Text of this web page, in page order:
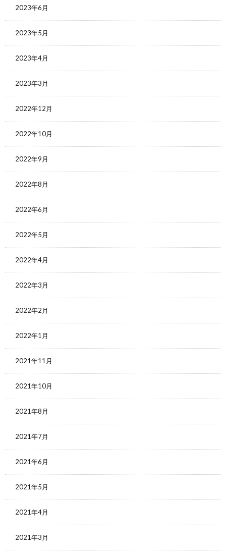
2023年6月
2023年5月
2023年4月
2023年3月
2022年12月
2022年10月
2022年9月
2022年8月
2022年6月
2022年5月
2022年4月
2022年3月
2022年2月
2022年1月
2021年11月
2021年10月
2021年8月
2021年7月
2021年6月
2021年5月
2021年4月
2021年3月